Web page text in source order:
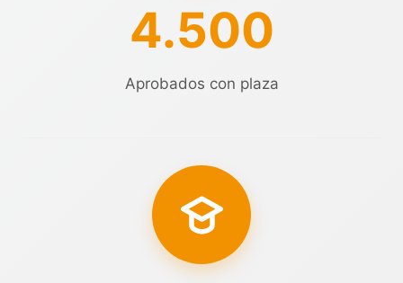
4.500
Aprobados con plaza